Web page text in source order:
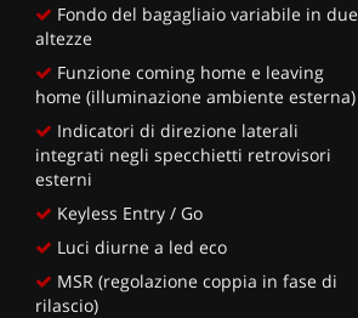
Fondo del bagagliaio variabile in due
altezze
Funzione coming home e leaving
home (illuminazione ambiente esterna)
Indicatori di direzione laterali
integrati negli specchietti retrovisori
esterni
Keyless Entry / Go
Luci diurne a led eco
MSR (regolazione coppia in fase di
rilascio)